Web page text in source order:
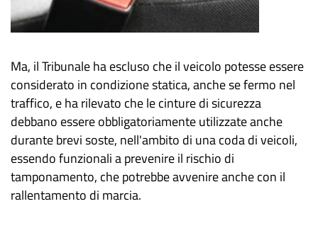
Ma, il Tribunale ha escluso che il veicolo potesse essere
considerato in condizione statica, anche se fermo nel
traffico, e ha rilevato che le cinture di sicurezza
debbano essere obbligatoriamente utilizzate anche
durante brevi soste, nell'ambito di una coda di veicoli,
essendo funzionali a prevenire il rischio di
tamponamento, che potrebbe avvenire anche con il
rallentamento di marcia.